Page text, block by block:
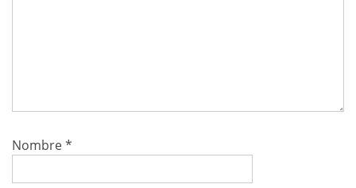
Nombre*